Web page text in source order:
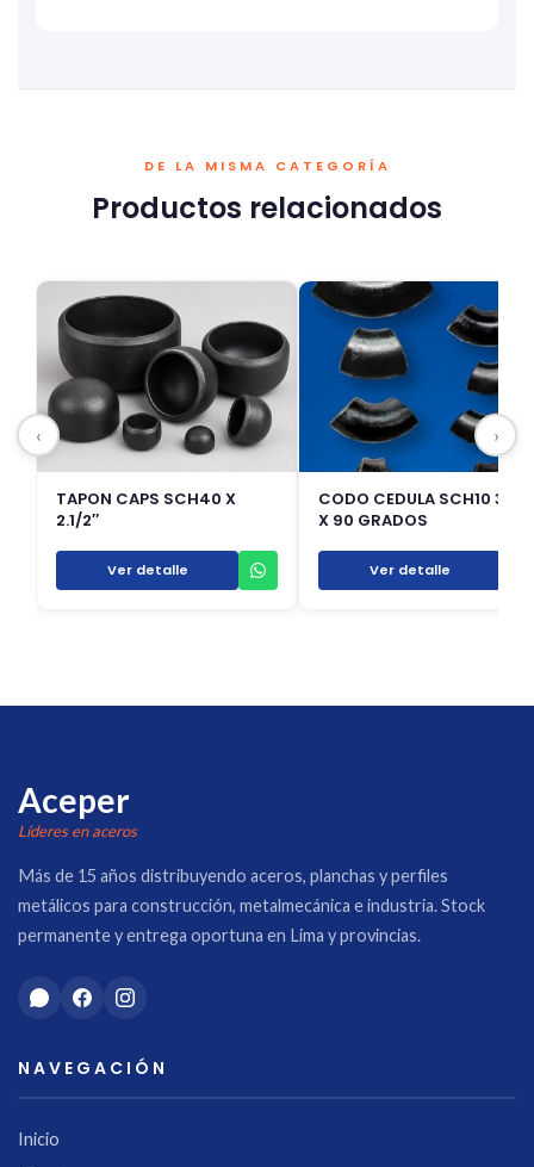
DE LA MISMA CATEGORÍA
Productos relacionados
TAPON CAPS SCH40 X
2.1/2″
Ver detalle
CODO CEDULA SCH10 3/4″
X 90 GRADOS
Ver detalle
‹ ›
Aceper
Líderes en aceros
Más de 15 años distribuyendo aceros, planchas y perfiles
metálicos para construcción, metalmecánica e industria. Stock
permanente y entrega oportuna en Lima y provincias.
NAVEGACIÓN
Inicio